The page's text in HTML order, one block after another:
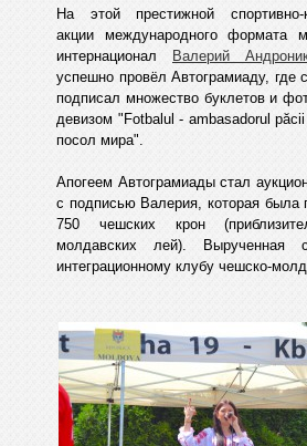
На этой престижной спортивно-
акции международного формата
интернационал
Валерий
успешно провёл Автограмиаду, где
подписал множество буклетов и
девизом "Fotbalul - ambasadorul
посол мира".
Апогеем Автограмиады стал
с подписью Валерия, которая была
750 чешских крон
молдавских лей). Вырученная
интеграционному клубу чешско-